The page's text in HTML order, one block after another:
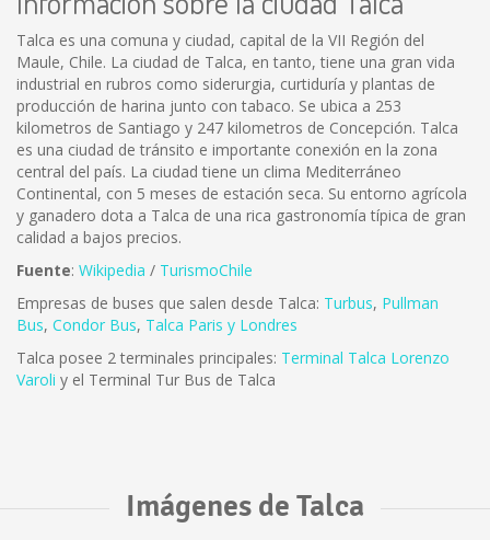
Talca es una comuna y ciudad, capital de la VII Región del
Maule, Chile. La ciudad de Talca, en tanto, tiene una gran vida
industrial en rubros como siderurgia, curtiduría y plantas de
producción de harina junto con tabaco. Se ubica a 253
kilometros de Santiago y 247 kilometros de Concepción. Talca
es una ciudad de tránsito e importante conexión en la zona
central del país. La ciudad tiene un clima Mediterráneo
Continental, con 5 meses de estación seca. Su entorno agrícola
y ganadero dota a Talca de una rica gastronomía típica de gran
calidad a bajos precios.
Fuente: Wikipedia / TurismoChile
Empresas de buses que salen desde Talca: Turbus, Pullman
Bus, Condor Bus, Talca Paris y Londres
Talca posee 2 terminales principales: Terminal Talca Lorenzo
Varoli y el Terminal Tur Bus de Talca
Imágenes de Talca